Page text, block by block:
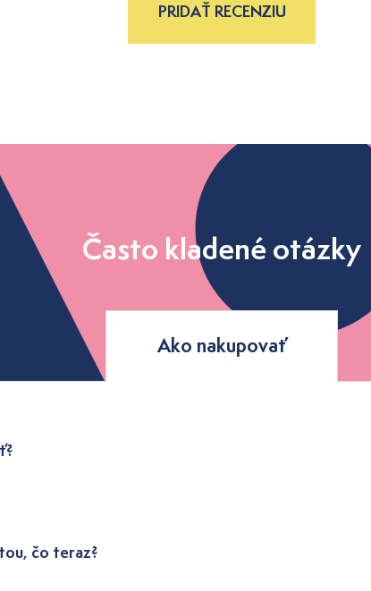
PRIDAŤ RECENZIU
Často kladené otázky
Ako nakupovať
čo teraz?